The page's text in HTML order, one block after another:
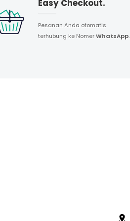
Easy Checkout.
Pesanan Anda otomatis
terhubung ke NomerWhatsApp.